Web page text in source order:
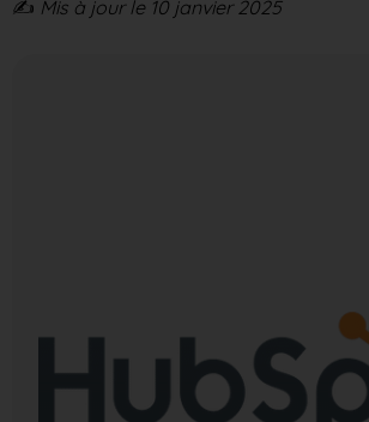
✍️ Mis à jour le 10 janvier 2025